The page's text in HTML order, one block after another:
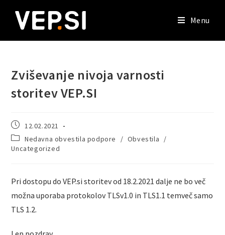
Menu
Zviševanje nivoja varnosti
storitev VEP.SI
12.02.2021
Nedavna obvestila podpore
/ Obvestila
/
Uncategorized
Pri dostopu do VEP.si storitev od 18.2.2021 dalje ne bo več
možna uporaba protokolov TLSv1.0 in TLS1.1 temveč samo
TLS 1.2.